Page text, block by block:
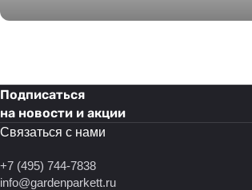
Подписаться
на новости и акции
Связаться с нами
+7 (495) 744-7838
info@gardenparkett.ru